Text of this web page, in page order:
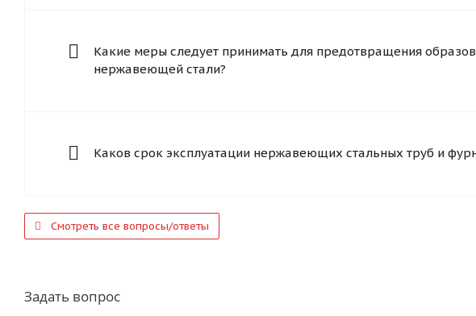
Какие меры следует принимать для предотвращения
нержавеющей стали?
Каков срок эксплуатации нержавеющих стальных труб и
Смотреть все вопросы/ответы
Задать вопрос